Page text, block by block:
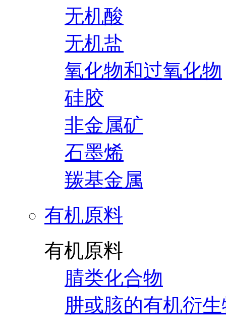
无机酸
无机盐
氧化物和过氧化物
硅胶
非金属矿
石墨烯
羰基金属
有机原料
有机原料
腈类化合物
肼或胲的有机衍